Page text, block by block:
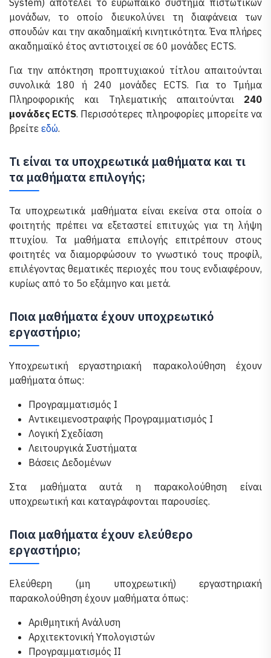
System) αποτελεί το ευρωπαϊκό σύστημα πιστωτικών
μονάδων, το οποίο διευκολύνει τη διαφάνεια των
σπουδών και την ακαδημαϊκή κινητικότητα. Ένα πλήρες
ακαδημαϊκό έτος αντιστοιχεί σε 60 μονάδες ECTS.
Για την απόκτηση προπτυχιακού τίτλου απαιτούνται
συνολικά 180 ή 240 μονάδες ECTS. Για το Τμήμα
Πληροφορικής και Τηλεματικής απαιτούνται 240
μονάδες ECTS. Περισσότερες πληροφορίες μπορείτε να
βρείτε εδώ.
Τι είναι τα υποχρεωτικά μαθήματα και τι
τα μαθήματα επιλογής;
Τα υποχρεωτικά μαθήματα είναι εκείνα στα οποία ο
φοιτητής πρέπει να εξεταστεί επιτυχώς για τη λήψη
πτυχίου. Τα μαθήματα επιλογής επιτρέπουν στους
φοιτητές να διαμορφώσουν το γνωστικό τους προφίλ,
επιλέγοντας θεματικές περιοχές που τους ενδιαφέρουν,
κυρίως από το 5ο εξάμηνο και μετά.
Ποια μαθήματα έχουν υποχρεωτικό
εργαστήριο;
Υποχρεωτική εργαστηριακή παρακολούθηση έχουν
μαθήματα όπως:
Προγραμματισμός Ι
Αντικειμενοστραφής Προγραμματισμός Ι
Λογική Σχεδίαση
Λειτουργικά Συστήματα
Βάσεις Δεδομένων
Στα μαθήματα αυτά η παρακολούθηση είναι
υποχρεωτική και καταγράφονται παρουσίες.
Ποια μαθήματα έχουν ελεύθερο
εργαστήριο;
Ελεύθερη (μη υποχρεωτική) εργαστηριακή
παρακολούθηση έχουν μαθήματα όπως:
Αριθμητική Ανάλυση
Αρχιτεκτονική Υπολογιστών
Προγραμματισμός ΙΙ